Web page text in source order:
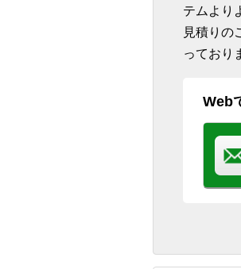
テムより
見積りの
っており
Web